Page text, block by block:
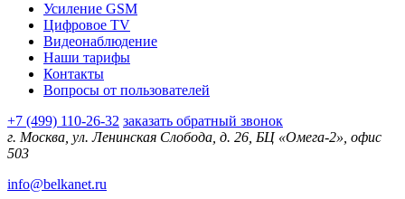
Усиление GSM
Цифровое TV
Видеонаблюдение
Наши тарифы
Контакты
Вопросы от пользователей
+7 (499) 110-26-32 заказать обратный звонок
г. Москва, ул. Ленинская Слобода, д. 26, БЦ «Омега-2», офис
503
info@belkanet.ru